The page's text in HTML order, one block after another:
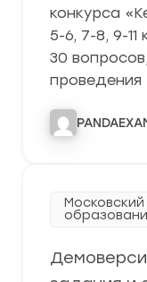
конкурса
5-6, 7-8, 9-
30
проведения
Московский